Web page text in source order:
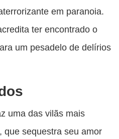
em paranoia.
ter encontrado o
um pesadelo de delírios
uma das vilãs mais
que sequestra seu amor